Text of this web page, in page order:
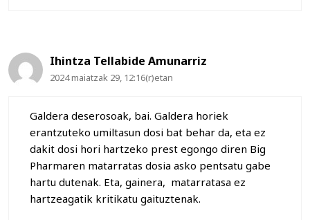
Ihintza Tellabide Amunarriz
2024 maiatzak 29, 12:16(r)etan
Galdera deserosoak, bai. Galdera horiek
erantzuteko umiltasun dosi bat behar da, eta ez
dakit dosi hori hartzeko prest egongo diren Big
Pharmaren matarratas dosia asko pentsatu gabe
hartu dutenak. Eta, gainera, matarratasa ez
hartzeagatik kritikatu gaituztenak.